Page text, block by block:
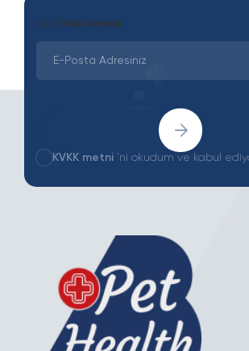
Son Yazılarımız
KVKK metni 'ni okudum ve kabul